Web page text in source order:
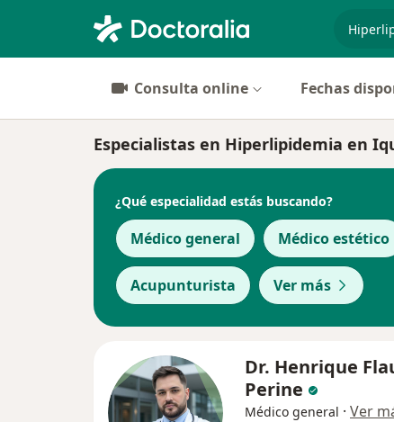
Consulta online Fechas
Especialistas en Hiperlipidemia en
¿Qué especialidad estás buscando?
Médico general Médico estético
Acupunturista Ver más
Dr. Henrique
Perine
Médico general · Ver